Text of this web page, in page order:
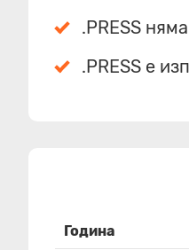
.PRESS
.PRESS е
Година